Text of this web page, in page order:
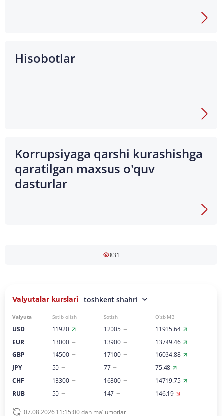
Hisobotlar
Korrupsiyaga qarshi kurashishga
qaratilgan maxsus o'quv
dasturlar
831
Valyutalar kurslari toshkent shahri
Valyuta Sotib olish Sotish O‘zb MB
USD 11920 12005
11915.64
EUR
13000 13900
13749.46
GBP
14500 17100
16034.88
JPY
50 77
75.48
CHF
13300 16300
14719.75
RUB
50 147 146.19
07.08.2026 11:15:00 dan ma’lumotlar